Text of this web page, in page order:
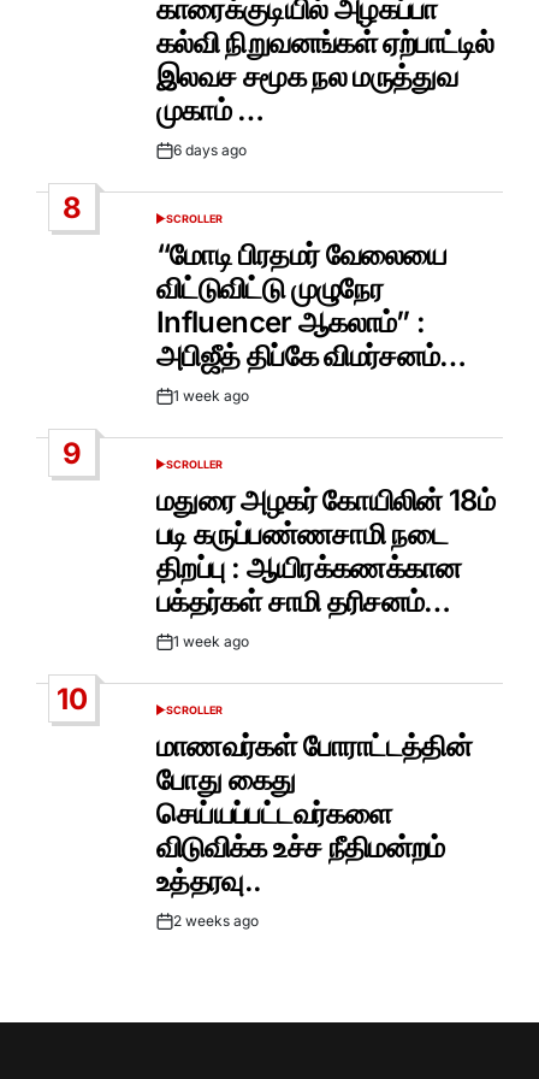
காரைக்குடியில் அழகப்பா
கல்வி நிறுவனங்கள் ஏற்பாட்டில்
இலவச சமூக நல மருத்துவ
முகாம் …
Post6 days ago
8
POSTED
IN
SCROLLER
“மோடி பிரதமர் வேலையை
விட்டுவிட்டு முழுநேர
Influencer ஆகலாம்” :
அபிஜீத் திப்கே விமர்சனம்…
Post1 week ago
9
POSTED
SCROLLER
மதுரை அழகர் கோயிலின் 18ம்
படி கருப்பண்ணசாமி நடை
திறப்பு : ஆயிரக்கணக்கான
பக்தர்கள் சாமி தரிசனம்…
Post1 week ago
10
POSTED
SCROLLER
மாணவர்கள் போராட்டத்தின்
போது கைது
செய்யப்பட்டவர்களை
விடுவிக்க உச்ச நீதிமன்றம்
உத்தரவு..
Post2 weeks ago